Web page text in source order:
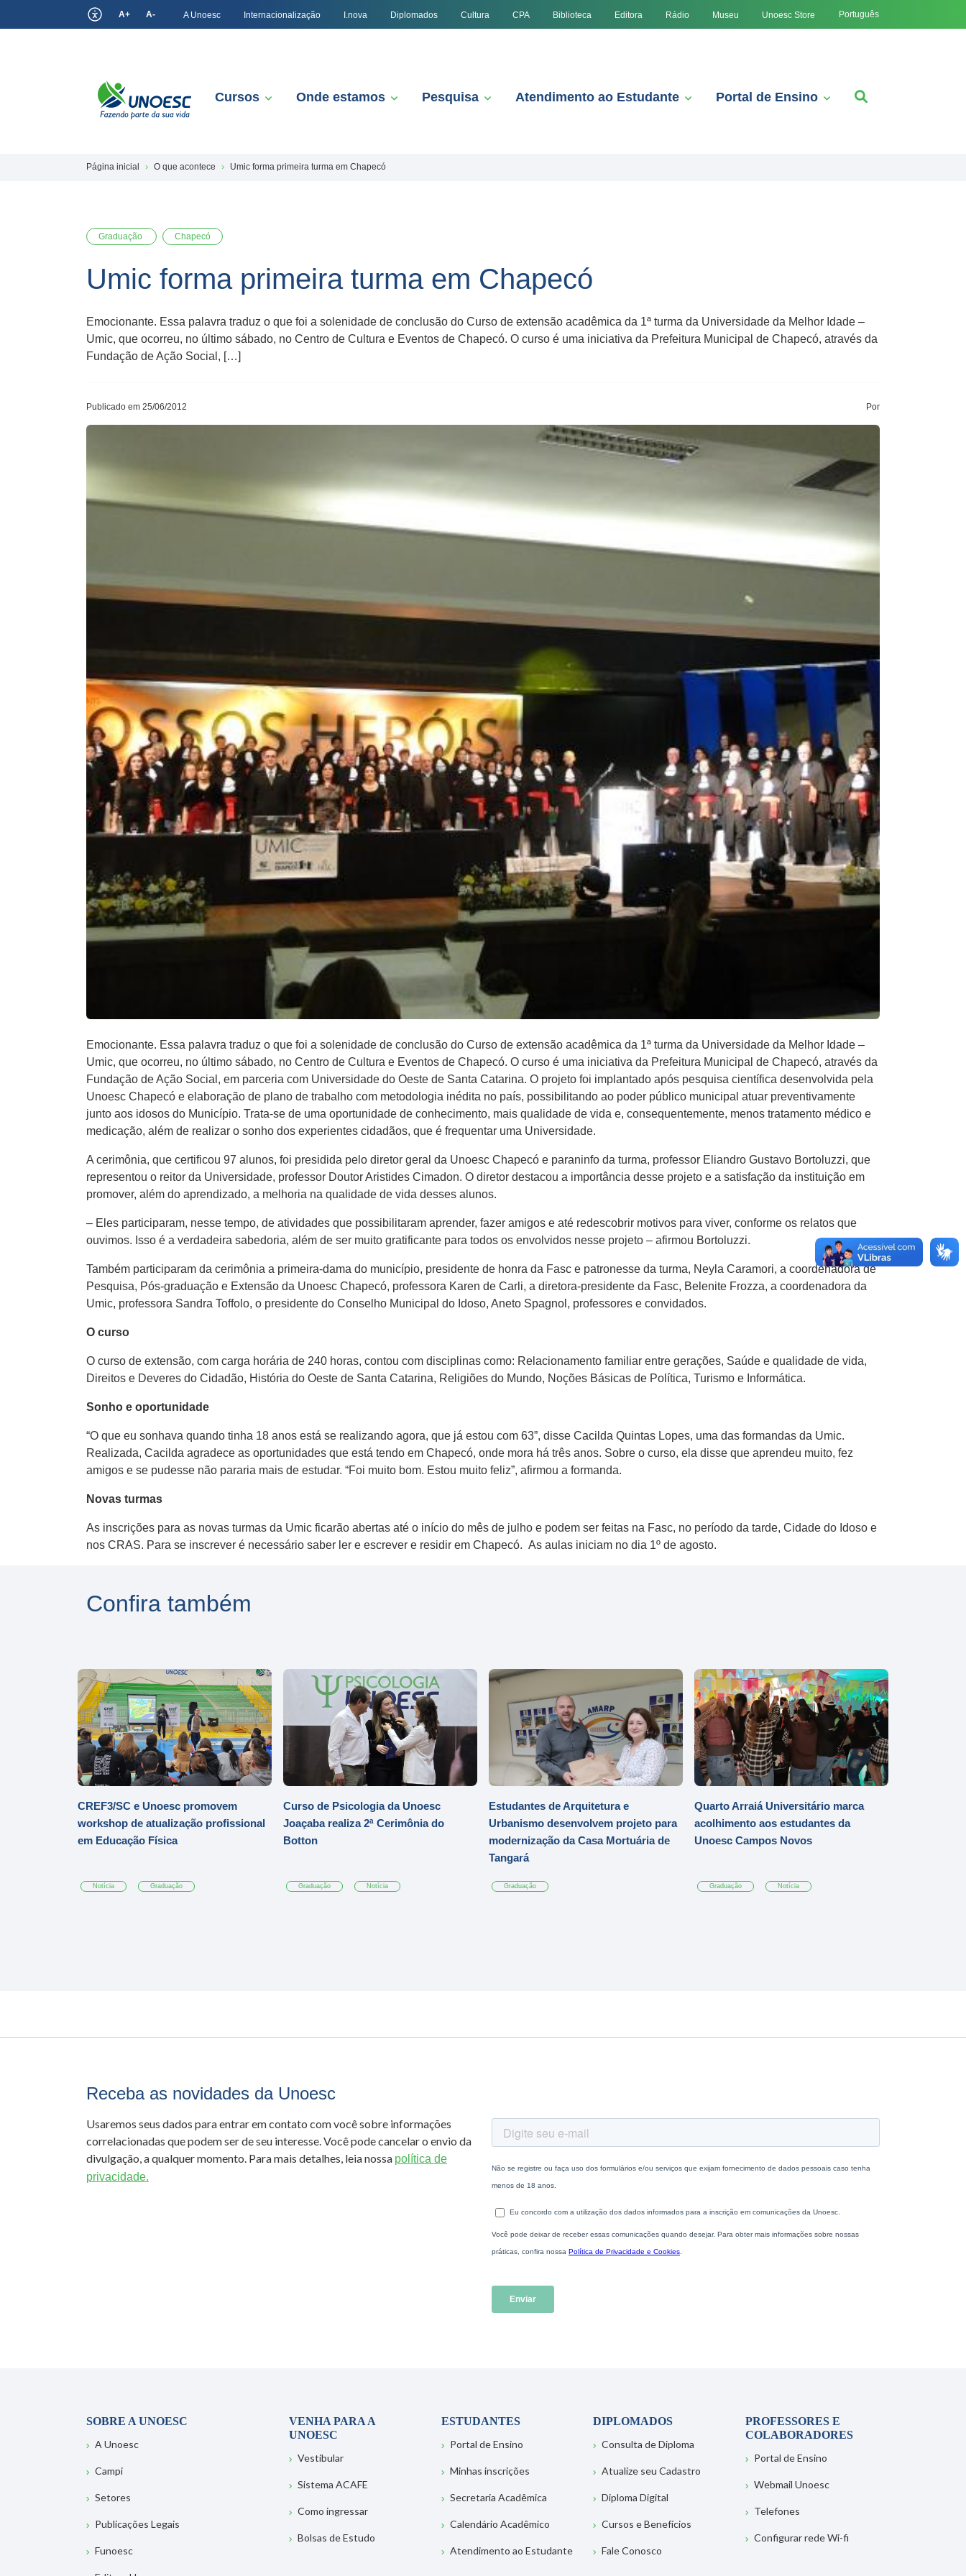
A+ A- A Unoesc Internacionalização I.nova Diplomados Cultura CPA Biblioteca Editora Rádio Museu Unoesc Store Português
Cursos Onde estamos Pesquisa Atendimento ao Estudante Portal de Ensino
Página inicial O que acontece Umic forma primeira turma em Chapecó
Graduação Chapecó
Umic forma primeira turma em Chapecó
Emocionante. Essa palavra traduz o que foi a solenidade de conclusão do Curso de extensão acadêmica da 1ª turma da Universidade da Melhor Idade –
Umic, que ocorreu, no último sábado, no Centro de Cultura e Eventos de Chapecó. O curso é uma iniciativa da Prefeitura Municipal de Chapecó, através da
Fundação de Ação Social, […]
Publicado em 25/06/2012 Por
Emocionante. Essa palavra traduz o que foi a solenidade de conclusão do Curso de extensão acadêmica da 1ª turma da Universidade da Melhor Idade –
Umic, que ocorreu, no último sábado, no Centro de Cultura e Eventos de Chapecó. O curso é uma iniciativa da Prefeitura Municipal de Chapecó, através da
Fundação de Ação Social, em parceria com Universidade do Oeste de Santa Catarina. O projeto foi implantado após pesquisa científica desenvolvida pela
Unoesc Chapecó e elaboração de plano de trabalho com metodologia inédita no país, possibilitando ao poder público municipal atuar preventivamente
junto aos idosos do Município. Trata-se de uma oportunidade de conhecimento, mais qualidade de vida e, consequentemente, menos tratamento médico e
medicação, além de realizar o sonho dos experientes cidadãos, que é frequentar uma Universidade.
A cerimônia, que certificou 97 alunos, foi presidida pelo diretor geral da Unoesc Chapecó e paraninfo da turma, professor Eliandro Gustavo Bortoluzzi, que
representou o reitor da Universidade, professor Doutor Aristides Cimadon. O diretor destacou a importância desse projeto e a satisfação da instituição em
promover, além do aprendizado, a melhoria na qualidade de vida desses alunos.
– Eles participaram, nesse tempo, de atividades que possibilitaram aprender, fazer amigos e até redescobrir motivos para viver, conforme os relatos que
ouvimos. Isso é a verdadeira sabedoria, além de ser muito gratificante para todos os envolvidos nesse projeto – afirmou Bortoluzzi.
Também participaram da cerimônia a primeira-dama do município, presidente de honra da Fasc e patronesse da turma, Neyla Caramori, a coordenadora de
Pesquisa, Pós-graduação e Extensão da Unoesc Chapecó, professora Karen de Carli, a diretora-presidente da Fasc, Belenite Frozza, a coordenadora da
Umic, professora Sandra Toffolo, o presidente do Conselho Municipal do Idoso, Aneto Spagnol, professores e convidados.
O curso
O curso de extensão, com carga horária de 240 horas, contou com disciplinas como: Relacionamento familiar entre gerações, Saúde e qualidade de vida,
Direitos e Deveres do Cidadão, História do Oeste de Santa Catarina, Religiões do Mundo, Noções Básicas de Política, Turismo e Informática.
Sonho e oportunidade
“O que eu sonhava quando tinha 18 anos está se realizando agora, que já estou com 63”, disse Cacilda Quintas Lopes, uma das formandas da Umic.
Realizada, Cacilda agradece as oportunidades que está tendo em Chapecó, onde mora há três anos. Sobre o curso, ela disse que aprendeu muito, fez
amigos e se pudesse não pararia mais de estudar. “Foi muito bom. Estou muito feliz”, afirmou a formanda.
Novas turmas
As inscrições para as novas turmas da Umic ficarão abertas até o início do mês de julho e podem ser feitas na Fasc, no período da tarde, Cidade do Idoso e
nos CRAS. Para se inscrever é necessário saber ler e escrever e residir em Chapecó. As aulas iniciam no dia 1º de agosto.
Confira também
CREF3/SC e Unoesc promovem
workshop de atualização profissional
em Educação Física
Notícia Graduação
Curso de Psicologia da Unoesc
Joaçaba realiza 2ª Cerimônia do
Botton
Graduação Notícia
Estudantes de Arquitetura e
Urbanismo desenvolvem projeto para
modernização da Casa Mortuária de
Tangará
Graduação
Quarto Arraiá Universitário marca
acolhimento aos estudantes da
Unoesc Campos Novos
Graduação Notícia
Receba as novidades da Unoesc
Usaremos seus dados para entrar em contato com você sobre informações
correlacionadas que podem ser de seu interesse. Você pode cancelar o envio da
divulgação, a qualquer momento. Para mais detalhes, leia nossa política de
privacidade.
SOBRE A UNOESC
A Unoesc
Campi
Setores
Publicações Legais
Funoesc
VENHA PARA A
UNOESC
Vestibular
Sistema ACAFE
Como ingressar
Bolsas de Estudo
ESTUDANTES
Portal de Ensino
Minhas inscrições
Secretaria Acadêmica
Calendário Acadêmico
Atendimento ao Estudante
DIPLOMADOS
Consulta de Diploma
Atualize seu Cadastro
Diploma Digital
Cursos e Benefícios
Fale Conosco
PROFESSORES E
COLABORADORES
Portal de Ensino
Webmail Unoesc
Telefones
Configurar rede Wi-fi